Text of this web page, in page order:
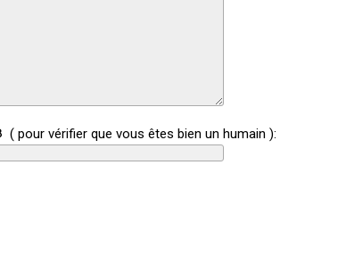
( pour vérifier que vous êtes bien un humain ):